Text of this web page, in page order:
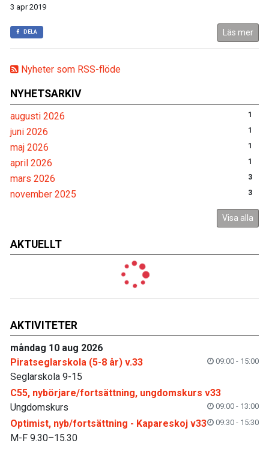
Nyheter som RSS-flöde
NYHETSARKIV
augusti 2026 1
juni 2026 1
maj 2026 1
april 2026 1
mars 2026 3
november 2025 3
Visa alla
3 apr 2019
DELA Läs mer
AKTUELLT
AKTIVITETER
måndag 10 aug 2026
Piratseglarskola (5-8 år) v.33
09:00 - 15:00
Seglarskola 9-15
C55, nybörjare/fortsättning, ungdomskurs v33
09:00 - 13:00
Ungdomskurs
Optimist, nyb/fortsättning - Kapareskoj v33
09:30 - 15:30
M-F 9.30–15.30